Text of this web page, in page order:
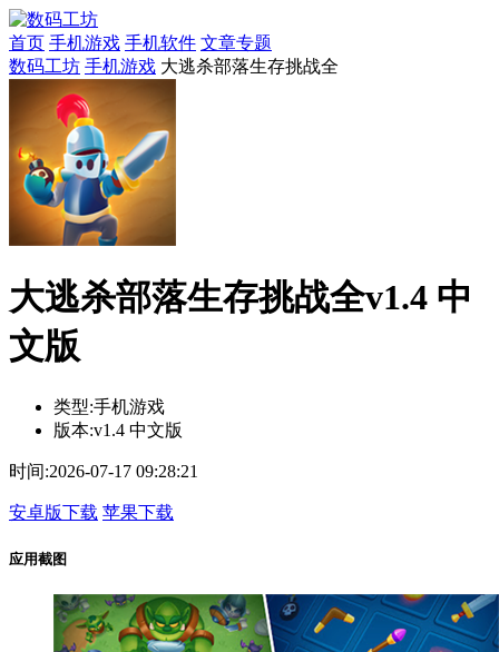
首页 手机游戏 手机软件 文章专题
数码工坊 手机游戏 大逃杀部落生存挑战全
大逃杀部落生存挑战全v1.4 中
文版
类型:手机游戏
版本:v1.4 中文版
时间:2026-07-17 09:28:21
安卓版下载 苹果下载
应用截图